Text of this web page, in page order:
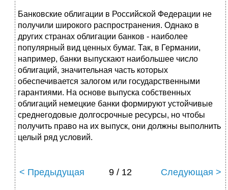
Банковские облигации в Российской Федерации не
получили широкого распространения. Однако в
других странах облигации банков - наиболее
популярный вид ценных бумаг. Так, в Германии,
например, банки выпускают наибольшее число
облигаций, значительная часть которых
обеспечивается залогом или государственными
гарантиями. На основе выпуска собственных
облигаций немецкие банки формируют устойчивые
среднегодовые долгосрочные ресурсы, но чтобы
получить право на их выпуск, они должны выполнить
целый ряд условий.
< Предыдущая 9 / 12 Следующая >